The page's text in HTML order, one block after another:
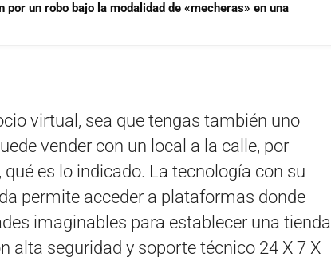
por un robo bajo la modalidad de «mecheras» en una
virtual, sea que tengas también uno
vender con un local a la calle, por
es lo indicado. La tecnología con su
permite acceder a plataformas donde
imaginables para establecer una tienda
alta seguridad y soporte técnico 24 X 7 X